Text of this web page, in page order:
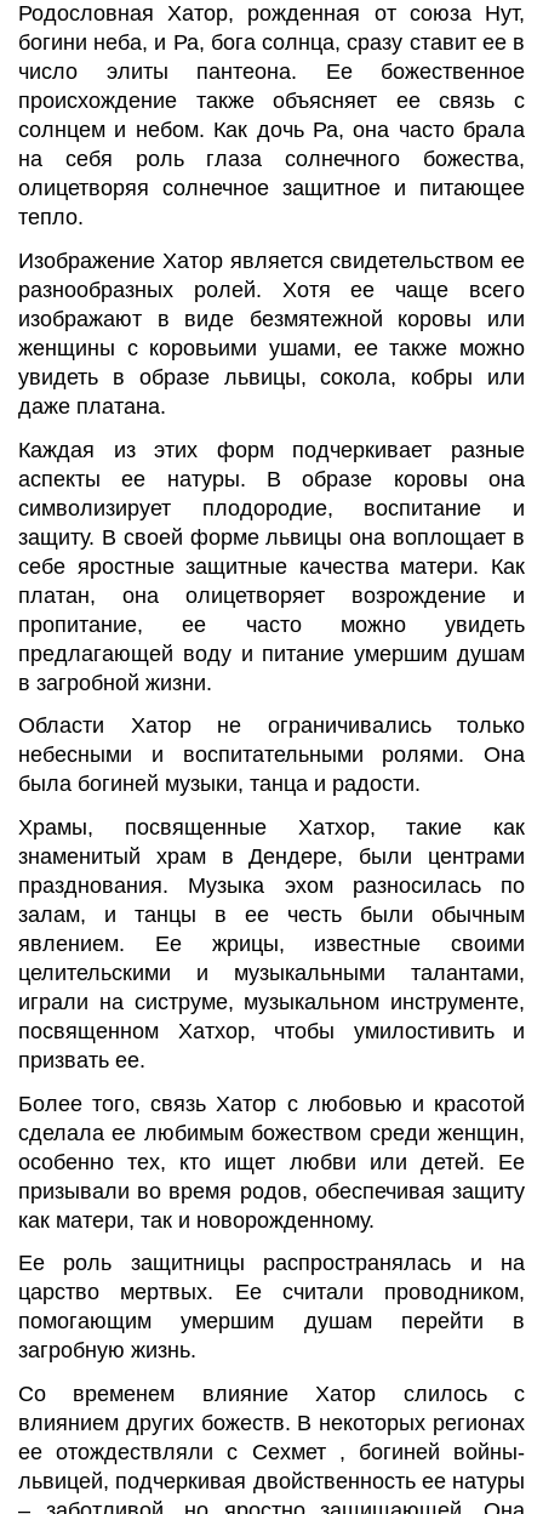
Родословная Хатор, рожденная от союза Нут,
богини неба, и Ра, бога солнца, сразу ставит ее в
число элиты пантеона. Ее божественное
происхождение также объясняет ее связь с
солнцем и небом. Как дочь Ра, она часто брала
на себя роль глаза солнечного божества,
олицетворяя солнечное защитное и питающее
тепло.
Изображение Хатор является свидетельством ее
разнообразных ролей. Хотя ее чаще всего
изображают в виде безмятежной коровы или
женщины с коровьими ушами, ее также можно
увидеть в образе львицы, сокола, кобры или
даже платана.
Каждая из этих форм подчеркивает разные
аспекты ее натуры. В образе коровы она
символизирует плодородие, воспитание и
защиту. В своей форме львицы она воплощает в
себе яростные защитные качества матери. Как
платан, она олицетворяет возрождение и
пропитание, ее часто можно увидеть
предлагающей воду и питание умершим душам
в загробной жизни.
Области Хатор не ограничивались только
небесными и воспитательными ролями. Она
была богиней музыки, танца и радости.
Храмы, посвященные Хатхор, такие как
знаменитый храм в Дендере, были центрами
празднования. Музыка эхом разносилась по
залам, и танцы в ее честь были обычным
явлением. Ее жрицы, известные своими
целительскими и музыкальными талантами,
играли на систруме, музыкальном инструменте,
посвященном Хатхор, чтобы умилостивить и
призвать ее.
Более того, связь Хатор с любовью и красотой
сделала ее любимым божеством среди женщин,
особенно тех, кто ищет любви или детей. Ее
призывали во время родов, обеспечивая защиту
как матери, так и новорожденному.
Ее роль защитницы распространялась и на
царство мертвых. Ее считали проводником,
помогающим умершим душам перейти в
загробную жизнь.
Со временем влияние Хатор слилось с
влиянием других божеств. В некоторых регионах
ее отождествляли с Сехмет , богиней войны-
львицей, подчеркивая двойственность ее натуры